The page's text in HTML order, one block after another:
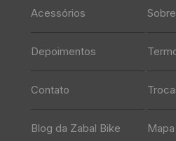
Acessórios Sobre
Depoimentos
Contato
Blog da Zabal Bike